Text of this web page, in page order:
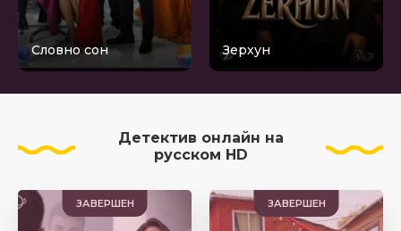
Словно сон Зерхун
Детектив онлайн на
русском HD
ЗАВЕРШЕН ЗАВЕРШЕН